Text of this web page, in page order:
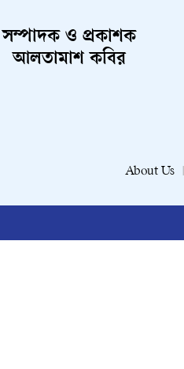
সম্পাদক ও প্রকাশক
আলতামাশ কবির
About Us